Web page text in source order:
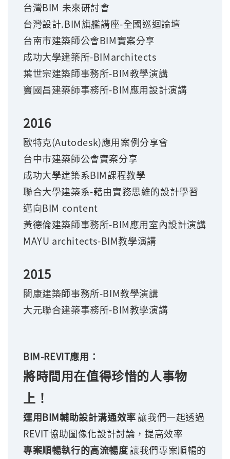
台灣BIM 未來研討會
台灣設計.BIM旗艦講座-全國巡迴論壇
台南市建築師公會BIM實案分享
成功大學建築所-BIMarchitects
葉世宗建築師事務所-BIM教學演講
竇國昌建築師事務所-BIM應用設計演講
2016
歐特克(Autodesk)應用案例分享會
台中市建築師公會實案分享
成功大學建築系BIM課程教學
聯合大學建築系-藉由實務思維的設計學習
邁向BIM content
黃德倫建築師事務所-BIM應用室內設計演講
MAYU architects-BIM教學演講
2015
閤康建築師事務所-BIM教學演講
大元聯合建築事務所-BIM教學演講
BIM-REVIT應用：
將時間用在值得珍惜的人事物
上！
運用BIM輔助設計溝通效率讓我們一起透過
REVIT協助圖像化設計討論，提高效率
專案順暢執行的高流暢度讓我們專案順暢的